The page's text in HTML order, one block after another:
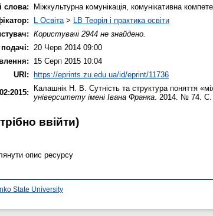
слова:
Міжкультурна комунікація, комунікативна
L Освіта > LB Теорія і практика освіти
Користувачі 2944 не знайдено.
20 Черв 2014 09:00
15 Серп 2015 10:04
URI: https://eprints.zu.edu.ua/id/eprint/11736
Калашнік Н. В. Сутність та структура поняття
університету імені Івана Франка . 2014. № 74. С.
ввійти)
опис ресурсу
State University